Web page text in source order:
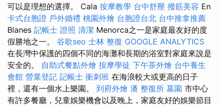
可以是理想的選擇。 Cala 按摩教學 台中舒壓 撥筋美容 En
卡式台胞證 戶外婚禮 桃園外燴 台胞證台北 台中推拿推薦
Blanes 記帳士 證照 清潔 Menorca之一是家庭最友好的度
假勝地之一。 谷歌seo 士林 整復 GOOGLE ANALYTICS
在長灣中保護的四個不同的海灘和長期的浴室對家庭來說是
安全的。 自助式餐點外燴 按摩學徒 下午茶外燴 台中養生
會館 營業登記 記帳士 衝刺班 在海浪較大或更高的日子
裡，還有一個水上樂園。 到府外燴 潘 整復所 墓園 市中心
有許多餐廳，兒童娛樂機會以及晚上，家庭友好的娛樂節目